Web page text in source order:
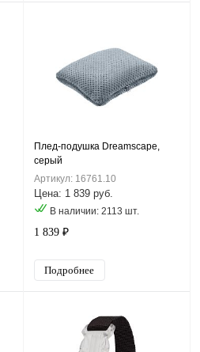
Плед-подушка Dreamscape,
серый
Артикул: 16761.10
Цена: 1 839 руб.
В наличии: 2113 шт.
1 839 ₽
Подробнее